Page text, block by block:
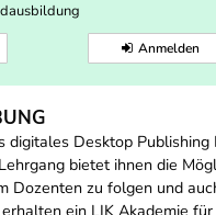
Anmelden
digitales Desktop Publishing
bietet ihnen die
Dozenten zu folgen und